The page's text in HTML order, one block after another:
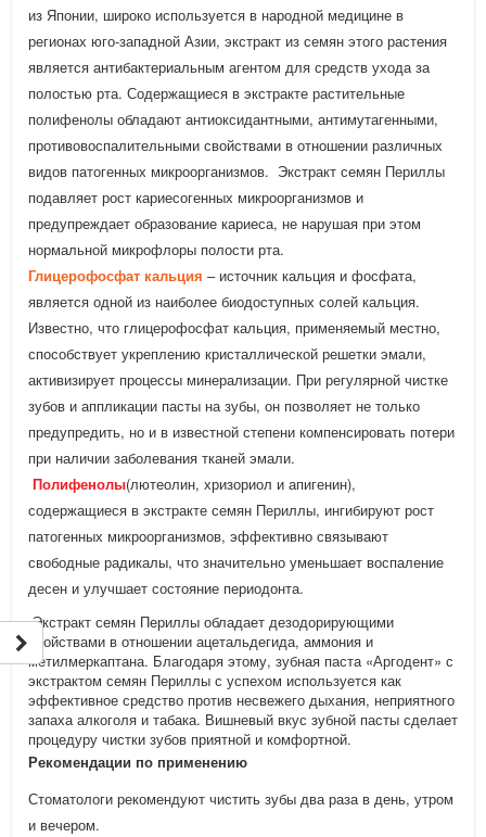
из Японии, широко используется в народной медицине в
регионах юго-западной Азии, экстракт из семян этого растения
является антибактериальным агентом для средств ухода за
полостью рта. Содержащиеся в экстракте растительные
полифенолы обладают антиоксидантными, антимутагенными,
противовоспалительными свойствами в отношении различных
видов патогенных микроорганизмов. Экстракт семян Периллы
подавляет рост кариесогенных микроорганизмов и
предупреждает образование кариеса, не нарушая при этом
нормальной микрофлоры полости рта.
Глицерофосфат кальция – источник кальция и фосфата,
является одной из наиболее биодоступных солей кальция.
Известно, что глицерофосфат кальция, применяемый местно,
способствует укреплению кристаллической решетки эмали,
активизирует процессы минерализации. При регулярной чистке
зубов и аппликации пасты на зубы, он позволяет не только
предупредить, но и в известной степени компенсировать потери
при наличии заболевания тканей эмали.
Полифенолы(лютеолин, хризориол и апигенин),
содержащиеся в экстракте семян Периллы, ингибируют рост
патогенных микроорганизмов, эффективно связывают
свободные радикалы, что значительно уменьшает воспаление
десен и улучшает состояние периодонта.
Экстракт семян Периллы обладает дезодорирующими
свойствами в отношении ацетальдегида, аммония и
метилмеркаптана. Благодаря этому, зубная паста «Аргодент» с
экстрактом семян Периллы с успехом используется как
эффективное средство против несвежего дыхания, неприятного
запаха алкоголя и табака. Вишневый вкус зубной пасты сделает
процедуру чистки зубов приятной и комфортной.
Рекомендации по применению
Стоматологи рекомендуют чистить зубы два раза в день, утром
и вечером.